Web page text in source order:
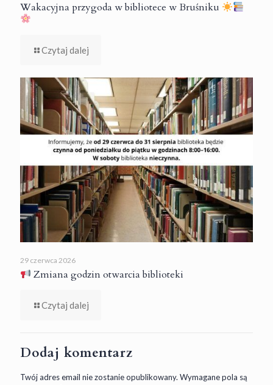
Wakacyjna przygoda w bibliotece w Bruśniku
Czytaj dalej
29 czerwca 2026
Zmiana godzin otwarcia biblioteki
Czytaj dalej
Dodaj komentarz
Twój adres email nie zostanie opublikowany. Wymagane pola są